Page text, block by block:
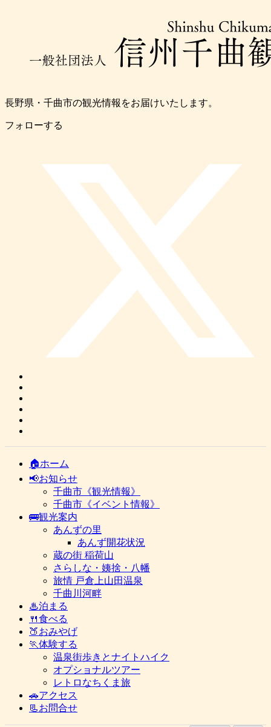
長野県・千曲市の観光情報をお届けいたします。
フォローする
🏠ホーム
📢お知らせ
千曲市《観光情報》
千曲市《イベント情報》
🚌観光案内
あんずの里
あんず開花状況
蔵の街 稲荷山
さらしな・姨捨・八幡
旅情 戸倉上山田温泉
千曲川河畔
♨泊まる
🍴食べる
🍑おみやげ
🏃体験する
温泉街歩きとナイトハイク
オプショナルツアー
レトロなちくま旅
🚗アクセス
📃お問合せ